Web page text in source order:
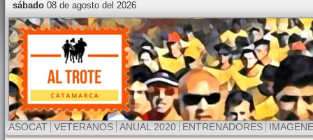
sábado08 de agosto del 2026
ASOCAT VETERANOS ANUAL 2020 ENTRENADORES